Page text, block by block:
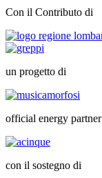
Con il Contributo di
un progetto di
official energy partner
con il sostegno di